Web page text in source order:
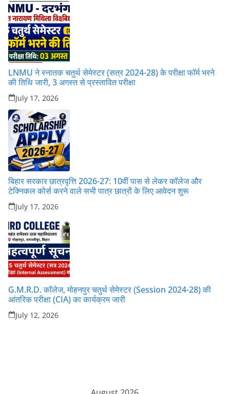
LNMU ने स्नातक चतुर्थ सेमेस्टर (सत्र 2024-28) के परीक्षा फॉर्म भरने
की तिथि जारी, 3 अगस्त से प्रस्तावित परीक्षा
July 17, 2026
बिहार सरकार छात्रवृत्ति 2026-27: 10वीं पास से लेकर कॉलेज और
टेक्निकल कोर्स करने वाले सभी पात्र छात्रों के लिए आवेदन शुरू
July 17, 2026
G.M.R.D. कॉलेज, मोहनपुर चतुर्थ सेमेस्टर (Session 2024-28) की
आंतरिक परीक्षा (CIA) का कार्यक्रम जारी
July 12, 2026